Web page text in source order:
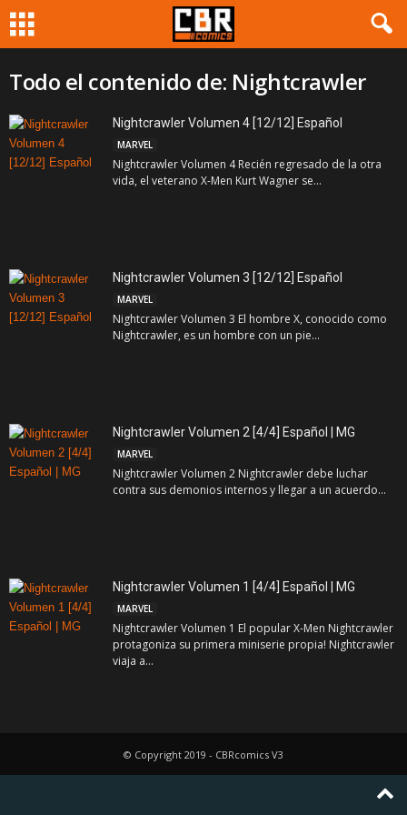
Todo el contenido de: Nightcrawler
Nightcrawler Volumen 4 [12/12] Español
MARVEL
Nightcrawler Volumen 4 Recién regresado de la otra
vida, el veterano X-Men Kurt Wagner se...
Nightcrawler Volumen 3 [12/12] Español
MARVEL
Nightcrawler Volumen 3 El hombre X, conocido como
Nightcrawler, es un hombre con un pie...
Nightcrawler Volumen 2 [4/4] Español | MG
MARVEL
Nightcrawler Volumen 2 Nightcrawler debe luchar
contra sus demonios internos y llegar a un acuerdo...
Nightcrawler Volumen 1 [4/4] Español | MG
MARVEL
Nightcrawler Volumen 1 El popular X-Men Nightcrawler
protagoniza su primera miniserie propia! Nightcrawler
viaja a...
© Copyright 2019 - CBRcomics V3